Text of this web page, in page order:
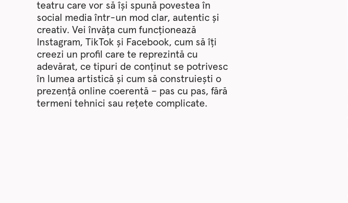
teatru care vor să își spună povestea în
social media într-un mod clar, autentic și
creativ. Vei învăța cum funcționează
Instagram, TikTok și Facebook, cum să îți
creezi un profil care te reprezintă cu
adevărat, ce tipuri de conținut se potrivesc
în lumea artistică și cum să construiești o
prezență online coerentă – pas cu pas, fără
termeni tehnici sau rețete complicate.